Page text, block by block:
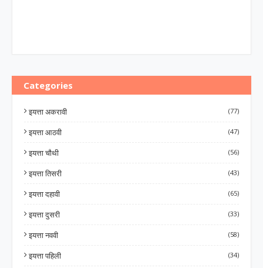
Categories
इयत्ता अकरावी (77)
इयत्ता आठवी (47)
इयत्ता चौथी (56)
इयत्ता तिसरी (43)
इयत्ता दहावी (65)
इयत्ता दुसरी (33)
इयत्ता नववी (58)
इयत्ता पहिली (34)